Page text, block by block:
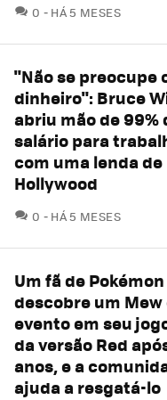
0 COMENTÁRIOS
HÁ 5 MESES
"Não se preocupe
dinheiro": Bruce
abriu mão de 99%
salário para
com uma lenda de
Hollywood
0 COMENTÁRIOS
HÁ 5 MESES
Um fã de Pokémon
descobre um Mew
evento em seu
da versão Red
anos, e a
ajuda a resgatá-lo